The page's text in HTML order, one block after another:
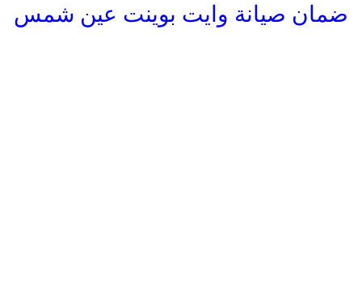
ضمان صيانة وايت بوينت عين شمس